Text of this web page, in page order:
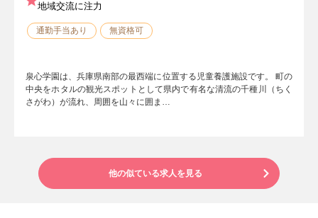
地域交流に注力
通勤手当あり 無資格可
泉心学園は、兵庫県南部の最西端に位置する児童養護施設です。 町の
中央をホタルの観光スポットとして県内で有名な清流の千種川（ちく
さがわ）が流れ、周囲を山々に囲ま…
他の似ている求人を見る